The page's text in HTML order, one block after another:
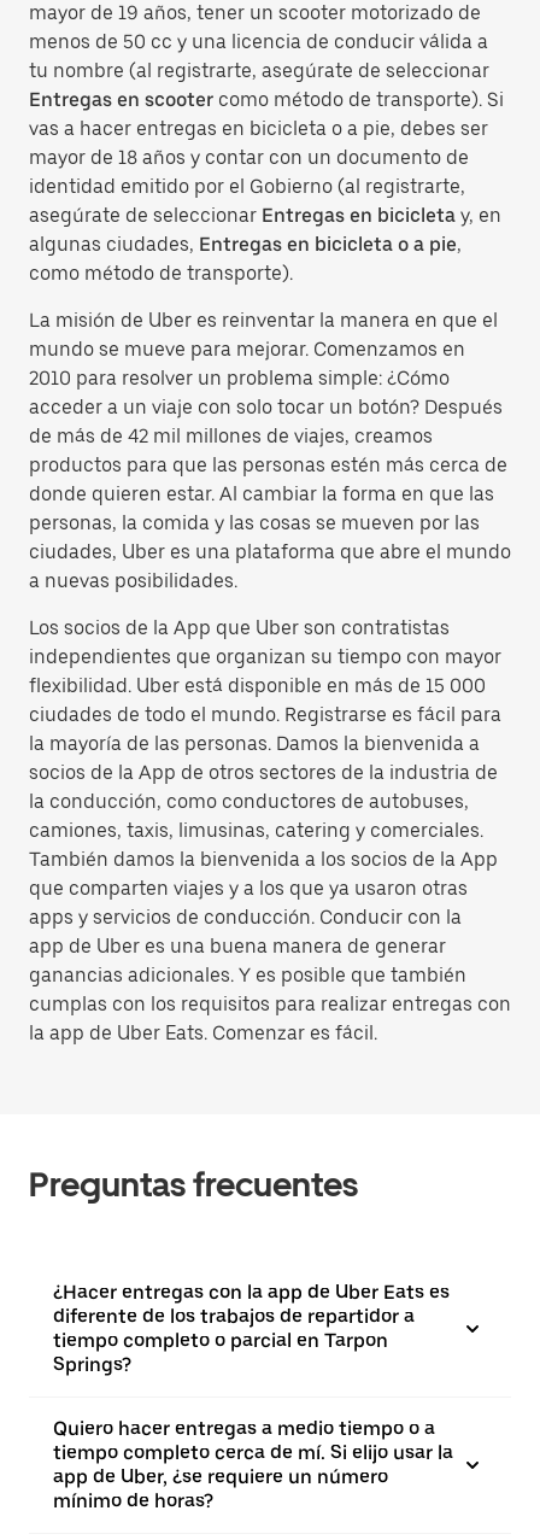
mayor de 19 años, tener un scooter motorizado de
menos de 50 cc y una licencia de conducir válida a
tu nombre (al registrarte, asegúrate de seleccionar
Entregas en scooter como método de transporte). Si
vas a hacer entregas en bicicleta o a pie, debes ser
mayor de 18 años y contar con un documento de
identidad emitido por el Gobierno (al registrarte,
asegúrate de seleccionar Entregas en bicicleta y, en
algunas ciudades, Entregas en bicicleta o a pie,
como método de transporte).
La misión de Uber es reinventar la manera en que el
mundo se mueve para mejorar. Comenzamos en
2010 para resolver un problema simple: ¿Cómo
acceder a un viaje con solo tocar un botón? Después
de más de 42 mil millones de viajes, creamos
productos para que las personas estén más cerca de
donde quieren estar. Al cambiar la forma en que las
personas, la comida y las cosas se mueven por las
ciudades, Uber es una plataforma que abre el mundo
a nuevas posibilidades.
Los socios de la App que Uber son contratistas
independientes que organizan su tiempo con mayor
flexibilidad. Uber está disponible en más de 15 000
ciudades de todo el mundo. Registrarse es fácil para
la mayoría de las personas. Damos la bienvenida a
socios de la App de otros sectores de la industria de
la conducción, como conductores de autobuses,
camiones, taxis, limusinas, catering y comerciales.
También damos la bienvenida a los socios de la App
que comparten viajes y a los que ya usaron otras
apps y servicios de conducción. Conducir con la
app de Uber es una buena manera de generar
ganancias adicionales. Y es posible que también
cumplas con los requisitos para realizar entregas con
la app de Uber Eats. Comenzar es fácil.
Preguntas frecuentes
¿Hacer entregas con la app de Uber Eats es
diferente de los trabajos de repartidor a
tiempo completo o parcial en Tarpon
Springs?
Quiero hacer entregas a medio tiempo o a
tiempo completo cerca de mí. Si elijo usar la
app de Uber, ¿se requiere un número
mínimo de horas?